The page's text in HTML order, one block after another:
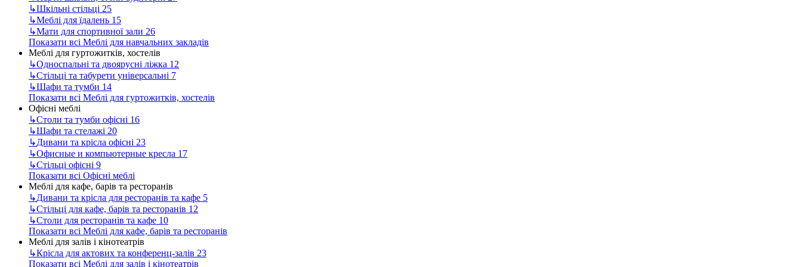
↳Шкільні стільці 25
↳Меблі для їдалень 15
↳Мати для спортивної зали 26
Показати всі Меблі для навчальних закладів
Меблі для гуртожитків, хостелів
↳Односпальні та двоярусні ліжка 12
↳Стільці та табурети універсальні 7
↳Шафи та тумби 14
Показати всі Меблі для гуртожитків, хостелів
Офісні меблі
↳Столи та тумби офісні 16
↳Шафи та стелажі 20
↳Дивани та крісла офісні 23
↳Офисные и компьютерные кресла 17
↳Стільці офісні 9
Показати всі Офісні меблі
Меблі для кафе, барів та ресторанів
↳Дивани та крісла для ресторанів та кафе 5
↳Стільці для кафе, барів та ресторанів 12
↳Столи для ресторанів та кафе 10
Показати всі Меблі для кафе, барів та ресторанів
Меблі для залів і кінотеатрів
↳Крісла для актових та конференц-залів 23
Показати всі Меблі для залів і кінотеатрів